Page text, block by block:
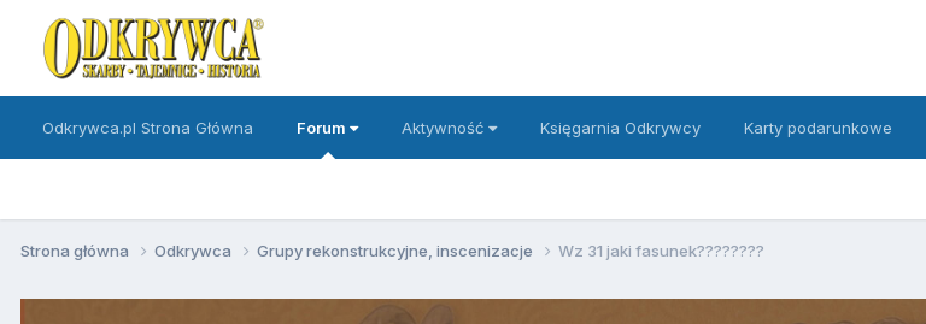
Odkrywca.pl Strona Główna Forum Aktywność Księgarnia Odkrywcy Karty podarunkowe
Strona główna Odkrywca Grupy rekonstrukcyjne, inscenizacje Wz 31 jaki fasunek????????